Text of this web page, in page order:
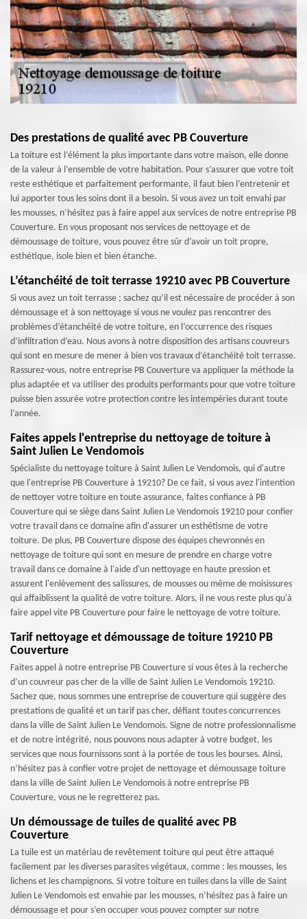
Des prestations de qualité avec PB Couverture
La toiture est l’élément la plus importante dans votre maison, elle donne
de la valeur à l’ensemble de votre habitation. Pour s’assurer que votre toit
reste esthétique et parfaitement performante, il faut bien l’entretenir et
lui apporter tous les soins dont il a besoin. Si vous avez un toit envahi par
les mousses, n’hésitez pas à faire appel aux services de notre entreprise PB
Couverture. En vous proposant nos services de nettoyage et de
démoussage de toiture, vous pouvez être sûr d’avoir un toit propre,
esthétique, isole bien et bien étanche.
L’étanchéité de toit terrasse 19210 avec PB Couverture
Si vous avez un toit terrasse ; sachez qu’il est nécessaire de procéder à son
démoussage et à son nettoyage si vous ne voulez pas rencontrer des
problèmes d’étanchéité de votre toiture, en l’occurrence des risques
d’infiltration d’eau. Nous avons à notre disposition des artisans couvreurs
qui sont en mesure de mener à bien vos travaux d’étanchéité toit terrasse.
Rassurez-vous, notre entreprise PB Couverture va appliquer la méthode la
plus adaptée et va utiliser des produits performants pour que votre toiture
puisse bien assurée votre protection contre les intempéries durant toute
l’année.
Faites appels l'entreprise du nettoyage de toiture à
Saint Julien Le Vendomois
Spécialiste du nettoyage toiture à Saint Julien Le Vendomois, qui d'autre
que l'entreprise PB Couverture à 19210? De ce fait, si vous avez l'intention
de nettoyer votre toiture en toute assurance, faites confiance à PB
Couverture qui se siège dans Saint Julien Le Vendomois 19210 pour confier
votre travail dans ce domaine afin d'assurer un esthétisme de votre
toiture. De plus, PB Couverture dispose des équipes chevronnés en
nettoyage de toiture qui sont en mesure de prendre en charge votre
travail dans ce domaine à l'aide d'un nettoyage en haute pression et
assurent l'enlèvement des salissures, de mousses ou même de moisissures
qui affaiblissent la qualité de votre toiture. Alors, il ne vous reste plus qu'à
faire appel vite PB Couverture pour faire le nettoyage de votre toiture.
Tarif nettoyage et démoussage de toiture 19210 PB
Couverture
Faites appel à notre entreprise PB Couverture si vous êtes à la recherche
d’un couvreur pas cher de la ville de Saint Julien Le Vendomois 19210.
Sachez que, nous sommes une entreprise de couverture qui suggère des
prestations de qualité et un tarif pas cher, défiant toutes concurrences
dans la ville de Saint Julien Le Vendomois. Signe de notre professionnalisme
et de notre intégrité, nous pouvons nous adapter à votre budget, les
services que nous fournissons sont à la portée de tous les bourses. Ainsi,
n’hésitez pas à confier votre projet de nettoyage et démoussage toiture
dans la ville de Saint Julien Le Vendomois à notre entreprise PB
Couverture, vous ne le regretterez pas.
Un démoussage de tuiles de qualité avec PB
Couverture
La tuile est un matériau de revêtement toiture qui peut être attaqué
facilement par les diverses parasites végétaux, comme : les mousses, les
lichens et les champignons. Si votre toiture en tuiles dans la ville de Saint
Julien Le Vendomois est envahie par les mousses, n’hésitez pas à faire un
démoussage et pour s’en occuper vous pouvez compter sur notre